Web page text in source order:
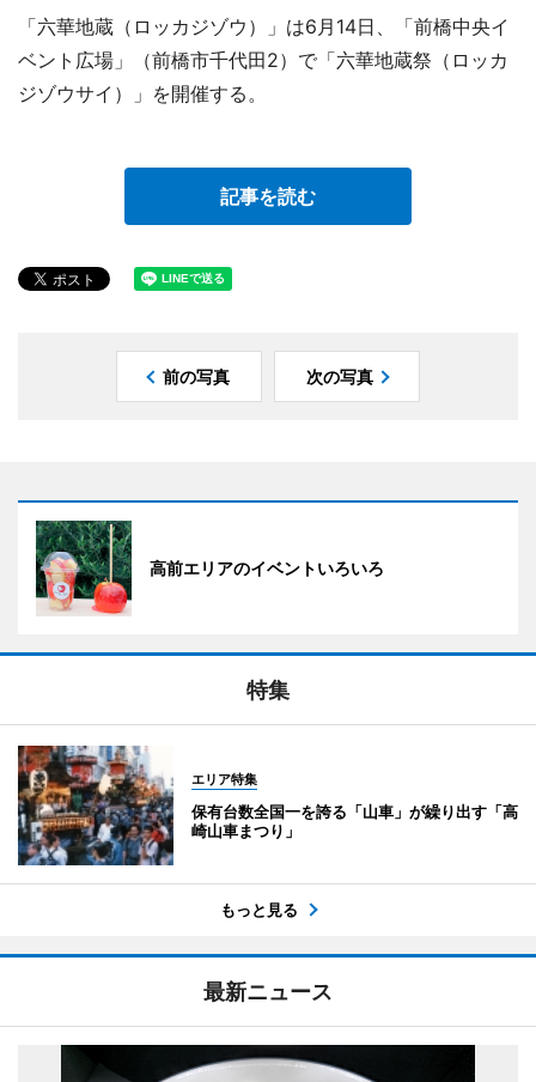
「六華地蔵（ロッカジゾウ）」は6月14日、「前橋中央イ
ベント広場」（前橋市千代田2）で「六華地蔵祭（ロッカ
ジゾウサイ）」を開催する。
記事を読む
前の写真 次の写真
高前エリアのイベントいろいろ
特集
エリア特集
保有台数全国一を誇る「山車」が繰り出す「高
崎山車まつり」
もっと見る
最新ニュース